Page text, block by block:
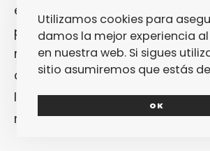
estampados vintage, los short
porcentaje de dorados y
repite edición tras edición, las
deportivas de todos los
las gorras para protegerse del
riñoneras para guardar todo
Utilizamos cookies para
damos la mejor experiencia
en nuestra web. Si sigues
sitio asumiremos que estás
OK